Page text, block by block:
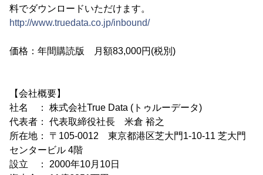
料でダウンロードいただけます。
http://www.truedata.co.jp/inbound/
価格：年間購読版 月額83,000円(税別)
【会社概要】
社名 ： 株式会社True Data (トゥルーデータ)
代表者： 代表取締役社長 米倉 裕之
所在地： 〒105-0012 東京都港区芝大門1-10-11 芝大門
センタービル 4階
設立 ： 2000年10月10日